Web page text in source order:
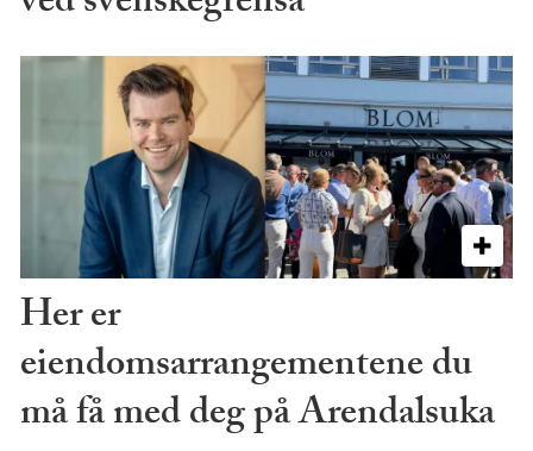
Her er
eiendomsarrangementene du
må få med deg på Arendalsuka